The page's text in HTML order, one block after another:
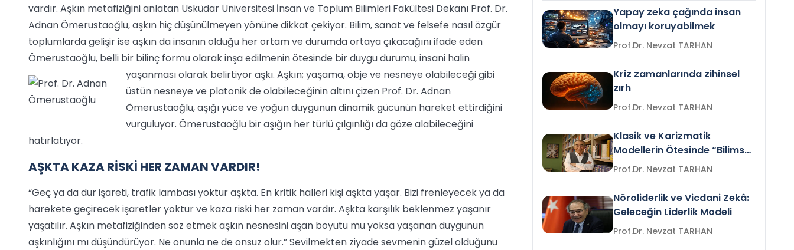
vardır. Aşkın metafiziğini anlatan Üsküdar Üniversitesi İnsan ve Toplum Bilimleri Fakültesi Dekanı Prof. Dr.
Adnan Ömerustaoğlu, aşkın hiç düşünülmeyen yönüne dikkat çekiyor. Bilim, sanat ve felsefe nasıl özgür
toplumlarda gelişir ise aşkın da insanın olduğu her ortam ve durumda ortaya çıkacağını ifade eden
Ömerustaoğlu, belli bir bilinç formu olarak inşa edilmenin ötesinde bir duygu durumu, insani halin
yaşanması olarak belirtiyor aşkı. Aşkın; yaşama, obje ve nesneye olabileceği gibi
üstün nesneye ve platonik de olabileceğinin altını çizen Prof. Dr. Adnan
Ömerustaoğlu, aşığı yüce ve yoğun duygunun dinamik gücünün hareket ettirdiğini
vurguluyor. Ömerustaoğlu bir aşığın her türlü çılgınlığı da göze alabileceğini
hatırlatıyor.
AŞKTA KAZA RİSKİ HER ZAMAN VARDIR!
“Geç ya da dur işareti, trafik lambası yoktur aşkta. En kritik halleri kişi aşkta yaşar. Bizi frenleyecek ya da
harekete geçirecek işaretler yoktur ve kaza riski her zaman vardır. Aşkta karşılık beklenmez yaşanır
yaşatılır. Aşkın metafiziğinden söz etmek aşkın nesnesini aşan boyutu mu yoksa yaşanan duygunun
aşkınlığını mı düşündürüyor. Ne onunla ne de onsuz olur.” Sevilmekten ziyade sevmenin güzel olduğunu
Yapay zeka çağında insan
olmayı koruyabilmek
Prof.Dr. Nevzat TARHAN
Kriz zamanlarında zihinsel
zırh
Prof.Dr. Nevzat TARHAN
Klasik ve Karizmatik
Modellerin Ötesinde “Bilimsel
Liderlik”
Prof.Dr. Nevzat TARHAN
Nöroliderlik ve Vicdani Zekâ:
Geleceğin Liderlik Modeli
Prof.Dr. Nevzat TARHAN